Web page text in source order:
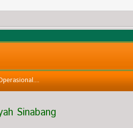
Sinabang